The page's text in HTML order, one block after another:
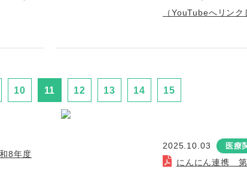
（YouTubeへリンク
10 11 12 13 14 15
8年度
2025.10.03 医療
にんにん連携